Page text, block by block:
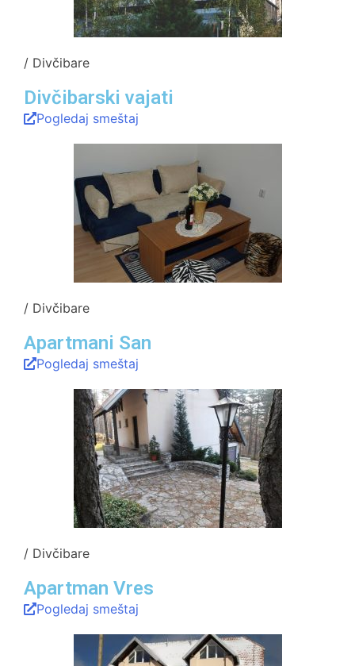
/ Divčibare
Divčibarski vajati
Pogledaj smeštaj
/ Divčibare
Apartmani San
Pogledaj smeštaj
/ Divčibare
Apartman Vres
Pogledaj smeštaj